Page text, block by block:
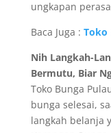
ungkapan
Baca Juga : Toko
Nih Langkah-
Bermutu, Biar
Toko Bunga
bunga selesai,
langkah belanja